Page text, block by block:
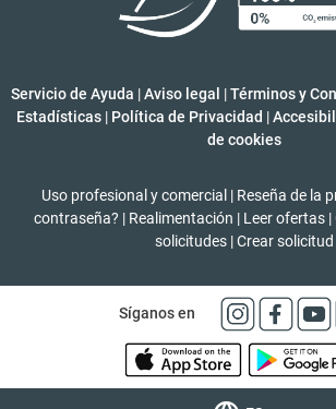
Servicio de Ayuda |Aviso legal |Términos y
Estadísticas | Política de Privacidad |
de cookies
Uso profesional y comercial | Reseña de la
contraseña? | Realimentación | Leer ofertas |
solicitudes |Crear solicitud
Síganos en